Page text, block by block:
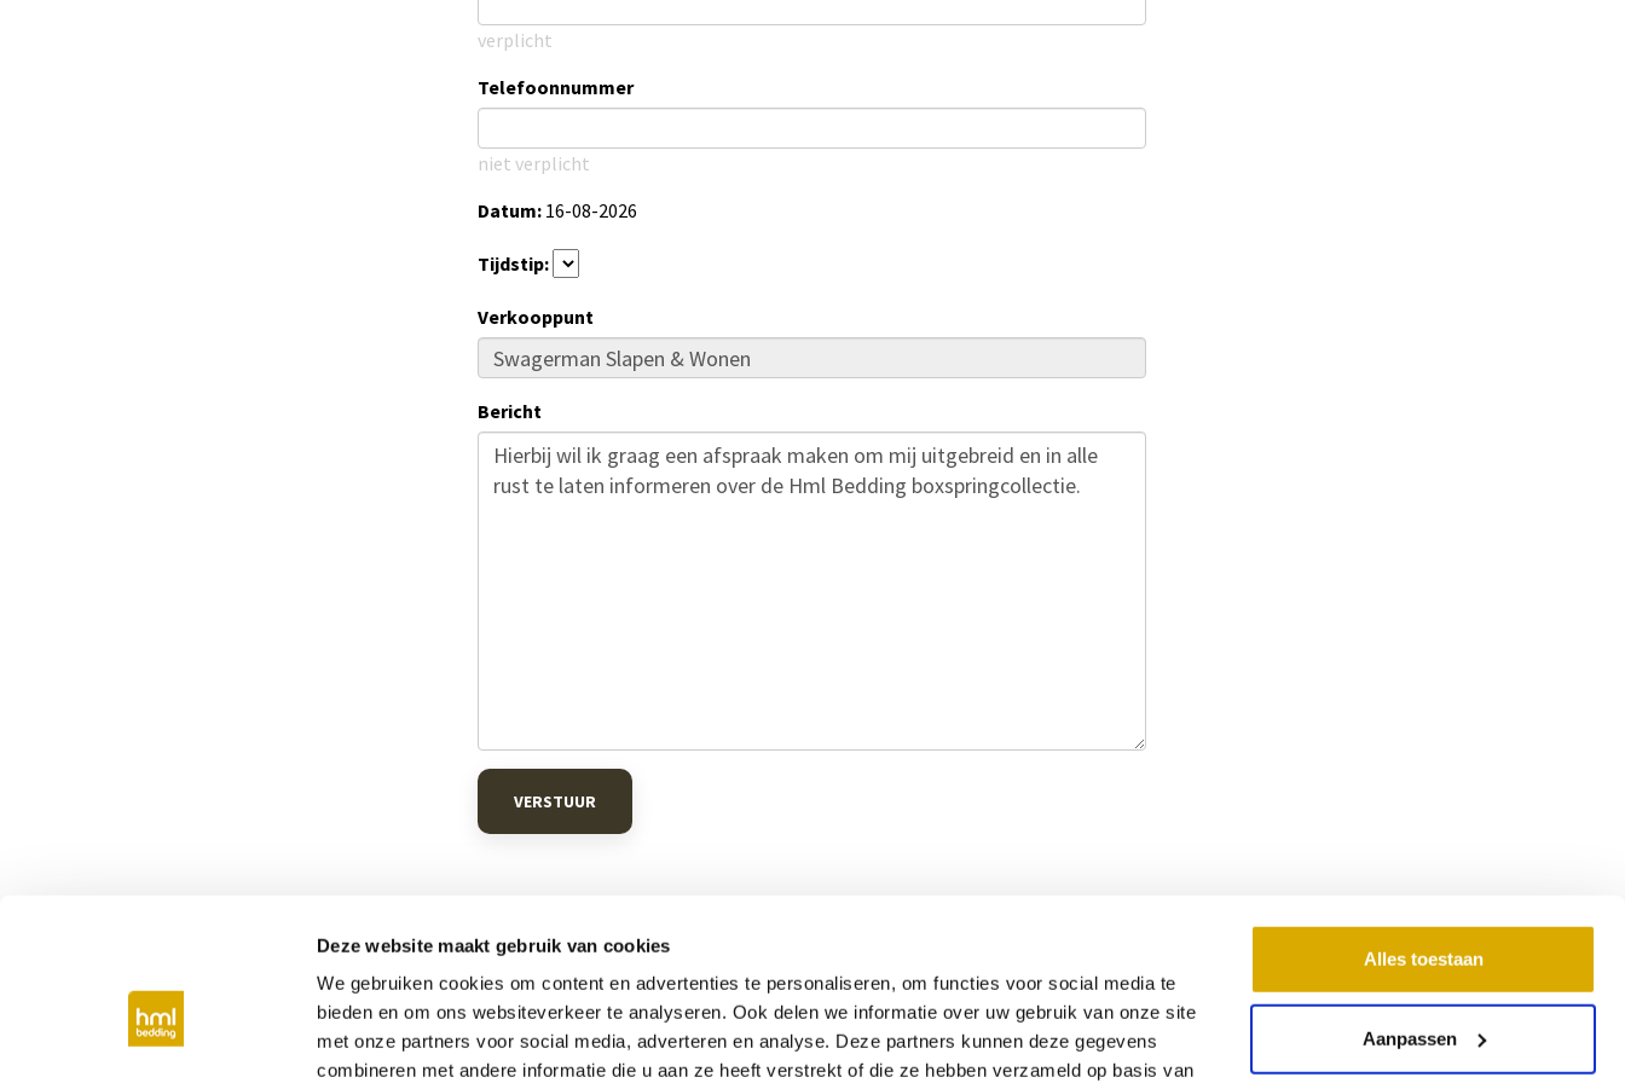
Deze website maakt gebruik van cookies
We gebruiken cookies om content en advertenties te personaliseren, om functies voor social media te
bieden en om ons websiteverkeer te analyseren. Ook delen we informatie over uw gebruik van onze site
met onze partners voor social media, adverteren en analyse. Deze partners kunnen deze gegevens
combineren met andere informatie die u aan ze heeft verstrekt of die ze hebben verzameld op basis van
Alles toestaan
Aanpassen
verplicht
Telefoonnummer
niet verplicht
Datum:16-08-2026
Tijdstip:
Verkooppunt
Bericht
VERSTUUR
Bij jou in de buurt
Boxspring Middelburg
Boxspring Vlissingen
Boxspring Nijmegen
Informatie
Boxsprings
Matrassen
Contactgegevens
Hml Bedding
Mountbattenweg 1